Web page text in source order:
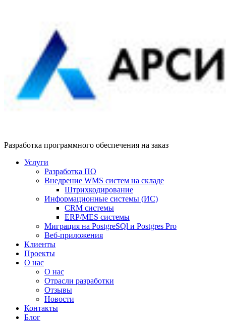
Разработка программного обеспечения на заказ
Услуги
Разработка ПО
Внедрение WMS систем на складе
Штрихкодирование
Информационные системы (ИС)
CRM системы
ERP/MES системы
Миграция на PostgreSQl и Postgres Pro
Веб-приложения
Клиенты
Проекты
О нас
О нас
Отрасли разработки
Отзывы
Новости
Контакты
Блог